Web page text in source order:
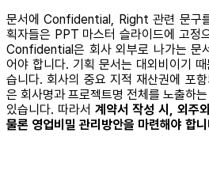
문서에 Confidential, Right 관련 문구
획자들은 PPT 마스터 슬라이드에 고정
Confidential은 회사 외부로 나가는 문
어야 합니다. 기획 문서는 대외비이기
습니다. 회사의 중요 지적 재산권에 포
은 회사명과 프로젝트명 전체를 노출하
있습니다. 따라서계약서 작성 시, 외주
물론 영업비밀 관리방안을 마련해야 합